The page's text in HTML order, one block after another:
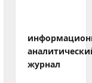
журнал